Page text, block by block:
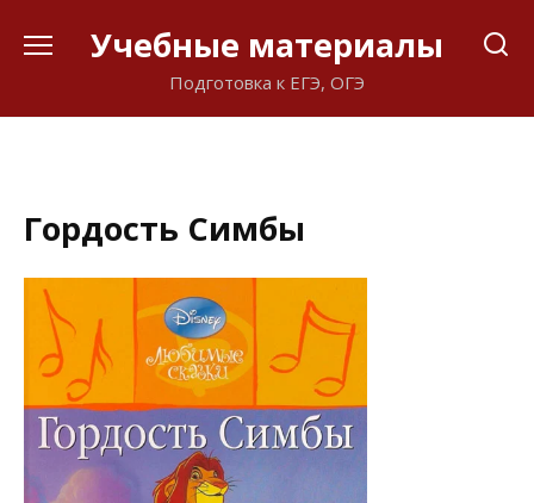
Учебные материалы
Подготовка к ЕГЭ, ОГЭ
Гордость Симбы